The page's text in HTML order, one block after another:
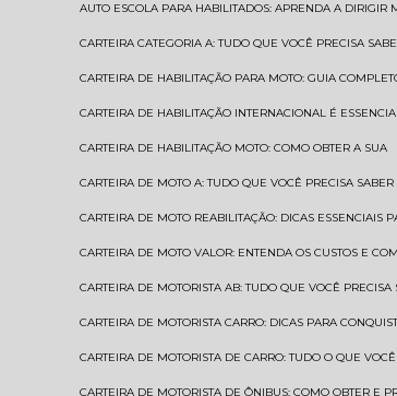
AUTO ESCOLA PARA HABILITADOS: APRENDA A DIRIGIR
CARTEIRA CATEGORIA A: TUDO QUE VOCÊ PRECISA
CARTEIRA DE HABILITAÇÃO PARA MOTO: GUIA
CARTEIRA DE HABILITAÇÃO INTERNACIONAL É
CARTEIRA DE HABILITAÇÃO MOTO: COMO OBTER A SUA
CARTEIRA DE MOTO A: TUDO QUE VOCÊ PRECISA
CARTEIRA DE MOTO REABILITAÇÃO: DICAS ESSENCIAIS
CARTEIRA DE MOTO VALOR: ENTENDA OS CUSTOS E
CARTEIRA DE MOTORISTA AB: TUDO QUE VOCÊ PRECISA
CARTEIRA DE MOTORISTA CARRO: DICAS PARA
CARTEIRA DE MOTORISTA DE CARRO: TUDO O QUE
CARTEIRA DE MOTORISTA DE ÔNIBUS: COMO OBTER E